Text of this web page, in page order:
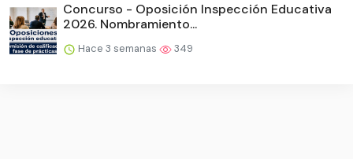
Concurso - Oposición Inspección Educativa
2026. Nombramiento...
Hace 3 semanas 349